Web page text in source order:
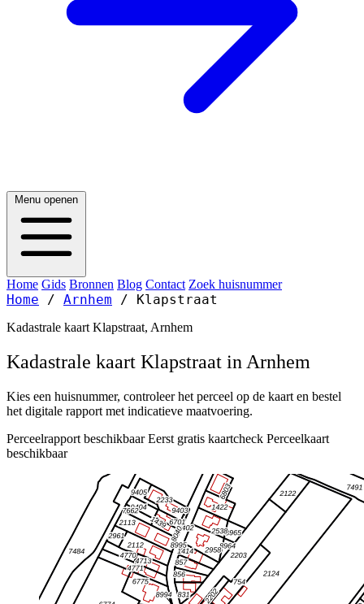
Menu openen
Home Gids Bronnen Blog Contact Zoek huisnummer
Home / Arnhem / Klapstraat
Kadastrale kaart Klapstraat, Arnhem
Kadastrale kaart Klapstraat in Arnhem
Kies een huisnummer, controleer het perceel op de kaart en bestel
het digitale rapport met indicatieve maatvoering.
Perceelrapport beschikbaar Eerst gratis kaartcheck Perceelkaart
beschikbaar